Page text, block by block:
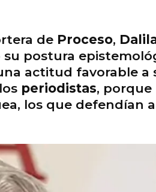
de Proceso,
postura
actitud favorable a
periodistas, porque
los que defendían